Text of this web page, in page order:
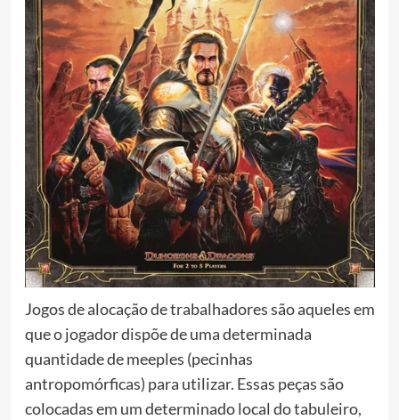
Jogos de alocação de trabalhadores são aqueles em
que o jogador dispõe de uma determinada
quantidade de meeples (pecinhas
antropomórficas) para utilizar. Essas peças são
colocadas em um determinado local do tabuleiro,